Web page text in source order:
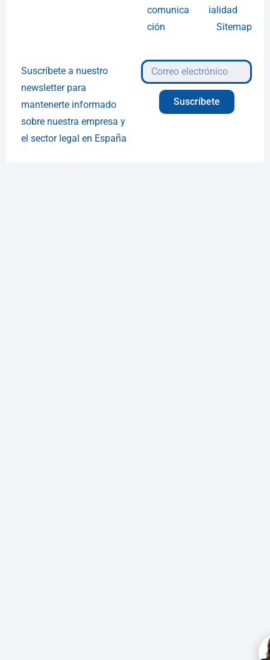
comunica
ción
ialidad
Sitemap
Suscríbete a nuestro
newsletter para
mantenerte informado
sobre nuestra empresa y
el sector legal en España
Suscríbete